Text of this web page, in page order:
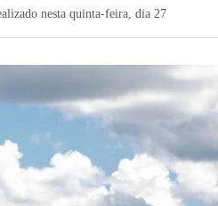
nesta quinta-feira, dia 27